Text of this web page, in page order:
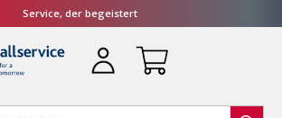
Service, der begeistert